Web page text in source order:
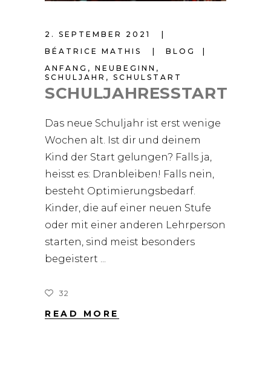
2. SEPTEMBER 2021
BÉATRICE MATHIS
BLOG
ANFANG , NEUBEGINN ,
SCHULJAHR , SCHULSTART
SCHULJAHRESSTART
Das neue Schuljahr ist erst wenige
Wochen alt. Ist dir und deinem
Kind der Start gelungen? Falls ja,
heisst es: Dranbleiben! Falls nein,
besteht Optimierungsbedarf.
Kinder, die auf einer neuen Stufe
oder mit einer anderen Lehrperson
starten, sind meist besonders
begeistert
32
READ MORE